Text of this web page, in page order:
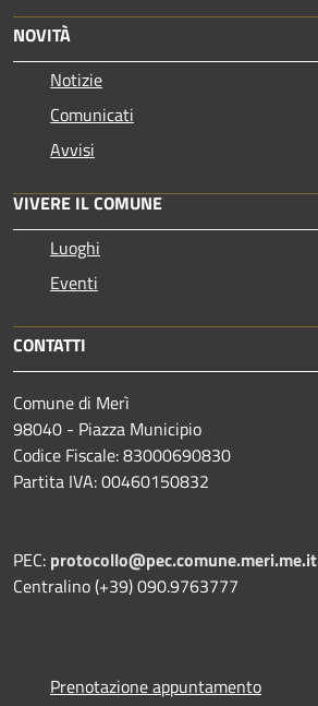
NOVITÀ
Notizie
Comunicati
Avvisi
VIVERE IL COMUNE
Luoghi
Eventi
CONTATTI
Comune di Merì
98040 - Piazza Municipio
Codice Fiscale: 83000690830
Partita IVA: 00460150832
PEC: protocollo@pec.comune.meri.me.it
Centralino (+39) 090.9763777
Prenotazione appuntamento